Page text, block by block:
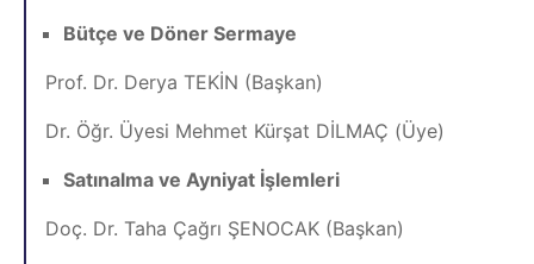
Bütçe ve Döner Sermaye
Prof. Dr. Derya TEKİN (Başkan)
Dr. Öğr. Üyesi Mehmet Kürşat DİLMAÇ (Üye)
Satınalma ve Ayniyat İşlemleri
Doç. Dr. Taha Çağrı ŞENOCAK (Başkan)